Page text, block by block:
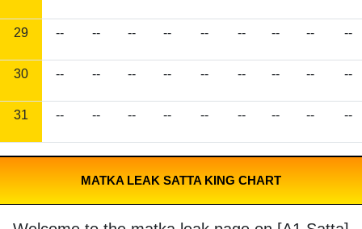
29 -- -- -- -- -- -- -- -- --
30 -- -- -- -- -- -- -- -- --
31 -- -- -- -- -- -- -- -- --
MATKA LEAK SATTA KING CHART